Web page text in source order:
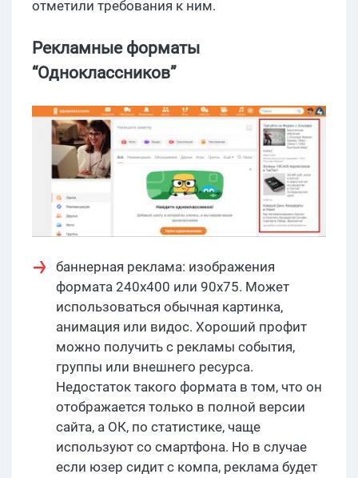
отметили требования к ним.
Рекламные форматы
“Одноклассников”
баннерная реклама: изображения
формата 240х400 или 90х75. Может
использоваться обычная картинка,
анимация или видос. Хороший профит
можно получить с рекламы события,
группы или внешнего ресурса.
Недостаток такого формата в том, что он
отображается только в полной версии
сайта, а ОК, по статистике, чаще
используют со смартфона. Но в случае
если юзер сидит с компа, реклама будет